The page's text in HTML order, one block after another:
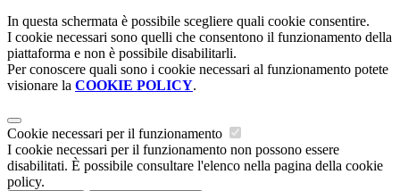
In questa schermata è possibile scegliere quali cookie consentire.
I cookie necessari sono quelli che consentono il funzionamento della
piattaforma e non è possibile disabilitarli.
Per conoscere quali sono i cookie necessari al funzionamento potete
visionare la COOKIE POLICY.
Cookie necessari per il funzionamento
I cookie necessari per il funzionamento non possono essere
disabilitati. È possibile consultare l'elenco nella pagina della cookie
policy.